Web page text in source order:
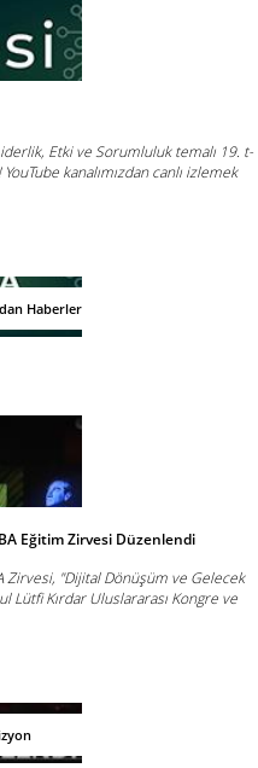
Haberler
Etki ve Sorumluluk temalı 19. t-
kanalımızdan canlı izlemek
Eğitim Zirvesi Düzenlendi
Zirvesi, "Dijital Dönüşüm ve Gelecek
Lütfi Kırdar Uluslararası Kongre ve